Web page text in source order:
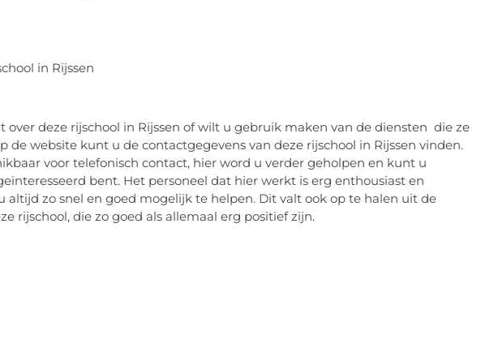
in Rijssen
deze rijschool in Rijssen of wilt u gebruik maken van de diensten die ze
de website kunt u de contactgegevens van deze rijschool in Rijssen vinden.
voor telefonisch contact, hier word u verder geholpen en kunt u
bent. Het personeel dat hier werkt is erg enthousiast en
altijd zo snel en goed mogelijk te helpen. Dit valt ook op te halen uit de
rijschool, die zo goed als allemaal erg positief zijn.